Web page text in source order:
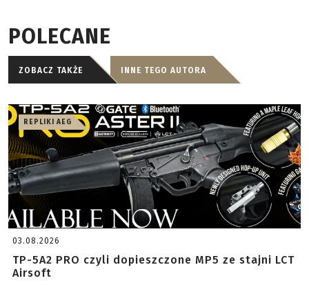
POLECANE
ZOBACZ TAKŻE INNE TEGO AUTORA
REPLIKI AEG
03.08.2026
TP-5A2 PRO czyli dopieszczone MP5 ze stajni LCT
Airsoft